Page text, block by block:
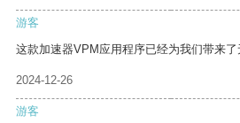
游客
这款加速器VPM应用程序已经为我们带来了
2024-12-26
游客